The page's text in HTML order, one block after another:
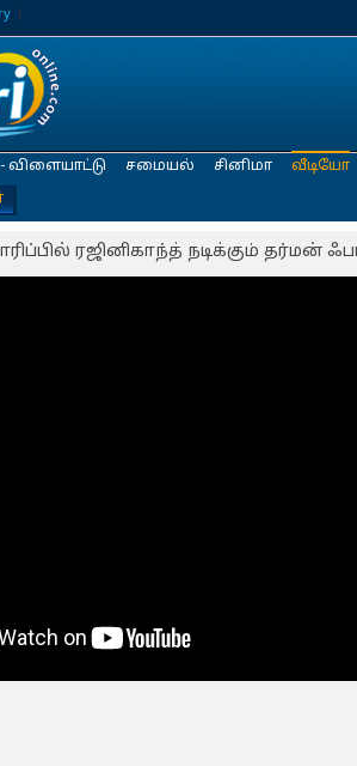
விளையாட்டு சமையல் சினிமா
வீடியோ
ரஜினிகாந்த் நடிக்கும் தர்மன்